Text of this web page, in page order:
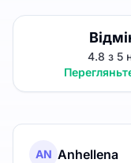
4.8 з 5
AN Anhellena